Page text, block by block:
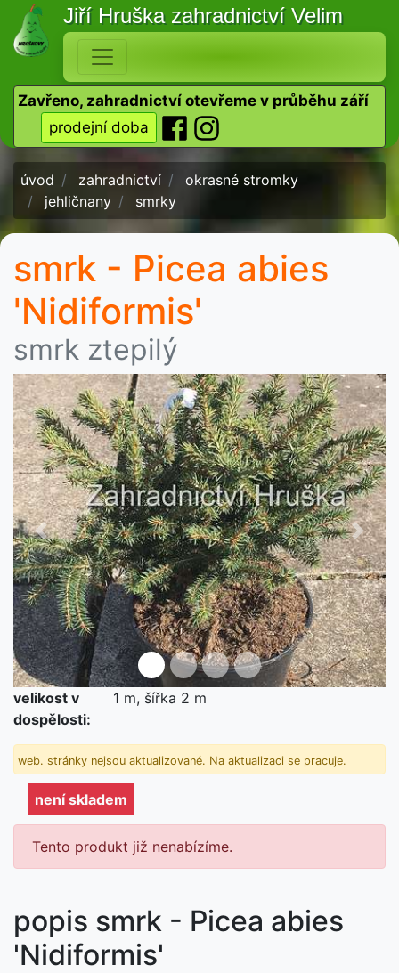
Jiří Hruška zahradnictví Velim
Zavřeno, zahradnictví otevřeme v průběhu září
prodejní doba
úvod zahradnictví
okrasné stromky
jehličnany
smrky
smrk - Picea abies
'Nidiformis'
smrk ztepilý
Předchozí Další
velikost v
dospělosti:
1 m, šířka 2 m
web. stránky nejsou aktualizované. Na aktualizaci se pracuje.
není skladem
Tento produkt již nenabízíme.
popis smrk - Picea abies
'Nidiformis'